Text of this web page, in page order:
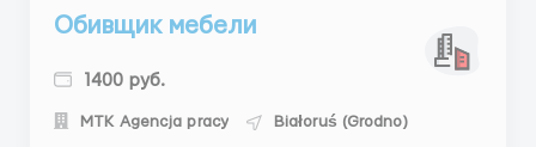
Обивщик мебели
1400 руб.
МТК Agencja pracy Białoruś (Grodno)